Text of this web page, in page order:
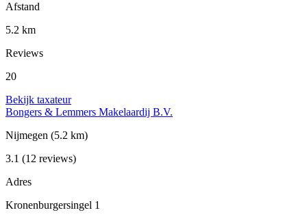
Afstand
5.2 km
Reviews
20
Bekijk taxateur
Bongers & Lemmers Makelaardij B.V.
Nijmegen (5.2 km)
3.1 (12 reviews)
Adres
Kronenburgersingel 1